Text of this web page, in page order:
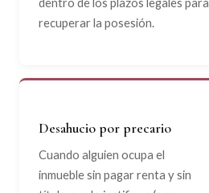
recuperar la posesión.
Desahucio por precario
Cuando alguien ocupa el
inmueble sin pagar renta y sin